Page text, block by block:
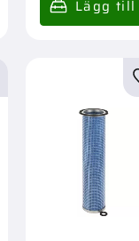
till i favoriter